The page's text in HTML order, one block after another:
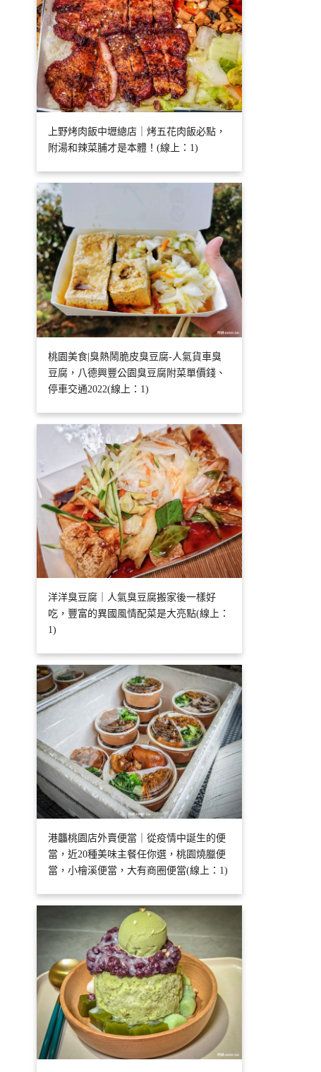
上野烤肉飯中壢總店｜烤五花肉飯必點，
附湯和辣菜脯才是本體！(線上：1)
桃園美食|臭熱鬧脆皮臭豆腐-人氣貨車臭
豆腐，八德興豐公園臭豆腐附菜單價錢、
停車交通2022(線上：1)
洋洋臭豆腐｜人氣臭豆腐搬家後一樣好
吃，豐富的異國風情配菜是大亮點(線上：
1)
港龘桃園店外賣便當｜從疫情中誕生的便
當，近20種美味主餐任你選，桃園燒臘便
當，小檜溪便當，大有商圈便當(線上：1)